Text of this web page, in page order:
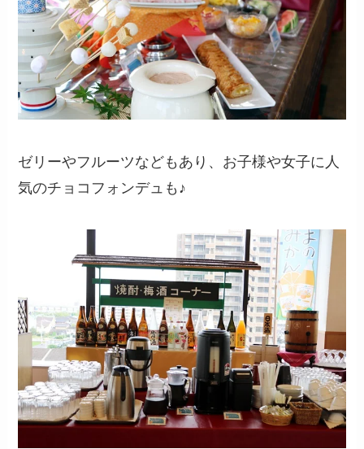
ゼリーやフルーツなどもあり、お子様や女子に人
気のチョコフォンデュも♪